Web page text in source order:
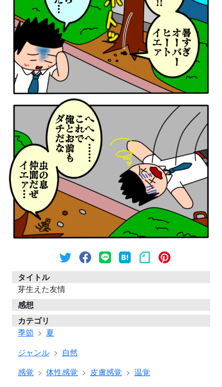
タイトル
芽生えた友情
感想
カテゴリ
季節
夏
ジャンル
自然
感覚
体性感覚 皮膚感覚
温覚